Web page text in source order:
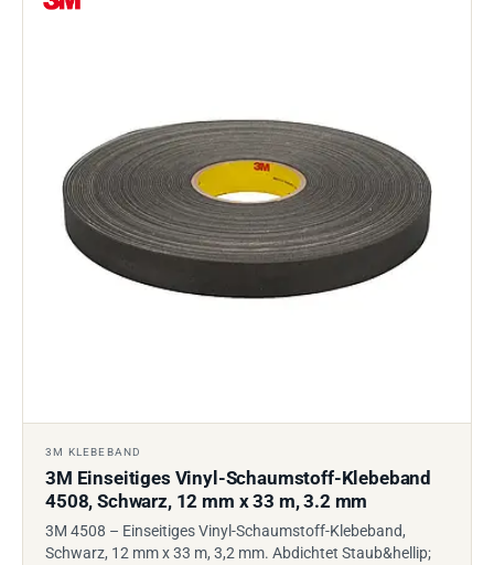
3M KLEBEBAND
3M Einseitiges Vinyl-Schaumstoff-Klebeband
4508, Schwarz, 12 mm x 33 m, 3.2 mm
3M 4508 – Einseitiges Vinyl-Schaumstoff-Klebeband,
Schwarz, 12 mm x 33 m, 3,2 mm. Abdichtet Staub&hellip;